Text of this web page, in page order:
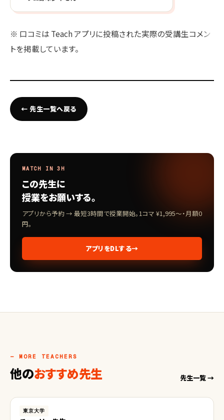
※ 口コミは Teach アプリに投稿された実際の受講生コメン
トを掲載しています。
← 先生一覧へ戻る
MATCH IN 3H
この先生に
授業をお願いする。
アプリから予約 → 最短3時間で授業開始。1コマ ¥1,995〜・月額0
円。
アプリをDLする→
— MORE TEACHERS
他のおすすめ先生 先生一覧 →
東京大学